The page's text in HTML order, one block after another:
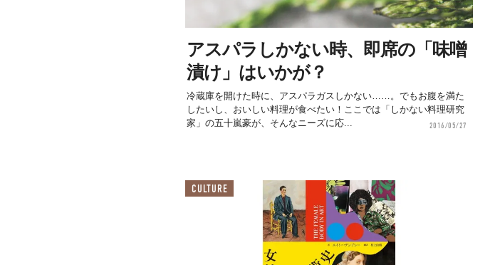
アスパラしかない時、即席の「味噌
漬け」はいかが？
冷蔵庫を開けた時に、アスパラガスしかない……。でもお腹を満た
したいし、おいしい料理が食べたい！ここでは「しかない料理研究
家」の五十嵐豪が、そんなニーズに応...
2016/05/27
CULTURE